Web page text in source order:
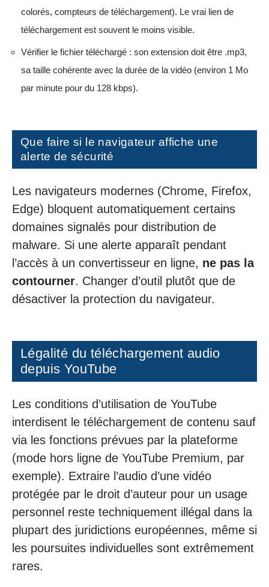
colorés, compteurs de téléchargement). Le vrai lien de
téléchargement est souvent le moins visible.
Vérifier le fichier téléchargé : son extension doit être .mp3,
sa taille cohérente avec la durée de la vidéo (environ 1 Mo
par minute pour du 128 kbps).
Que faire si le navigateur affiche une
alerte de sécurité
Les navigateurs modernes (Chrome, Firefox,
Edge) bloquent automatiquement certains
domaines signalés pour distribution de
malware. Si une alerte apparaît pendant
l’accès à un convertisseur en ligne, ne pas la
contourner. Changer d’outil plutôt que de
désactiver la protection du navigateur.
Légalité du téléchargement audio
depuis YouTube
Les conditions d’utilisation de YouTube
interdisent le téléchargement de contenu sauf
via les fonctions prévues par la plateforme
(mode hors ligne de YouTube Premium, par
exemple). Extraire l’audio d’une vidéo
protégée par le droit d’auteur pour un usage
personnel reste techniquement illégal dans la
plupart des juridictions européennes, même si
les poursuites individuelles sont extrêmement
rares.